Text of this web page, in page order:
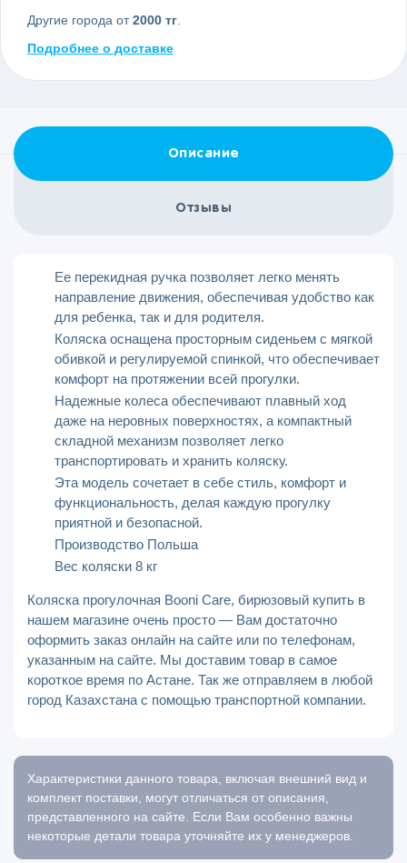
Другие города от2000 тг
Подробнее о доставке
Описание
Отзывы
Ее перекидная ручка позволяет легко менять
направление движения, обеспечивая удобство как
для ребенка, так и для родителя.
Коляска оснащена просторным сиденьем с мягкой
обивкой и регулируемой спинкой, что обеспечивает
комфорт на протяжении всей прогулки.
Надежные колеса обеспечивают плавный ход
даже на неровных поверхностях, а компактный
складной механизм позволяет легко
транспортировать и хранить коляску.
Эта модель сочетает в себе стиль, комфорт и
функциональность, делая каждую прогулку
приятной и безопасной.
Производство Польша
Вес коляски 8 кг
Коляска прогулочная Booni Care, бирюзовый купить в
нашем магазине очень просто — Вам достаточно
оформить заказ онлайн на сайте или по телефонам,
указанным на сайте. Мы доставим товар в самое
короткое время по Астане. Так же отправляем в любой
город Казахстана с помощью транспортной компании.
Характеристики данного товара, включая внешний вид и
комплект поставки, могут отличаться от описания,
представленного на сайте. Если Вам особенно важны
некоторые детали товара уточняйте их у менеджеров.